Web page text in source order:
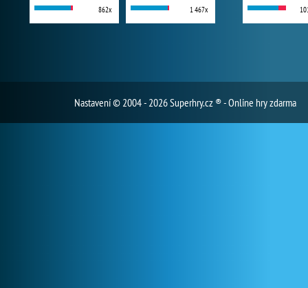
862x 1 467x
Nastavení© 2004 - 2026 Superhry.cz ® - Online hry zdarma